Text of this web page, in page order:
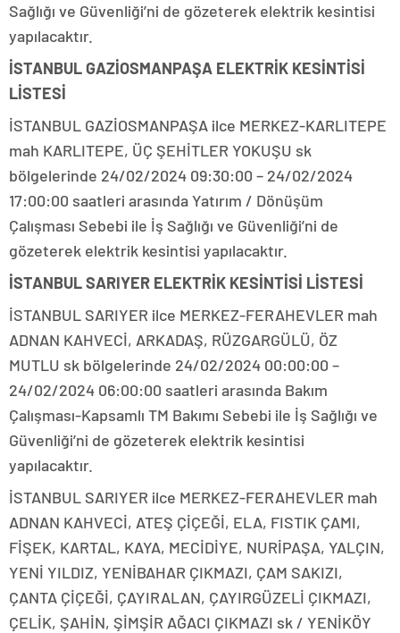
Sağlığı ve Güvenliği’ni de gözeterek elektrik kesintisi
yapılacaktır.
İSTANBUL GAZİOSMANPAŞA ELEKTRİK KESİNTİSİ
LİSTESİ
İSTANBUL GAZİOSMANPAŞA ilce MERKEZ-KARLITEPE
mah KARLITEPE, ÜÇ ŞEHİTLER YOKUŞU sk
bölgelerinde 24/02/2024 09:30:00 – 24/02/2024
17:00:00 saatleri arasında Yatırım / Dönüşüm
Çalışması Sebebi ile İş Sağlığı ve Güvenliği’ni de
gözeterek elektrik kesintisi yapılacaktır.
İSTANBUL SARIYER ELEKTRİK KESİNTİSİ LİSTESİ
İSTANBUL SARIYER ilce MERKEZ-FERAHEVLER mah
ADNAN KAHVECİ, ARKADAŞ, RÜZGARGÜLÜ, ÖZ
MUTLU sk bölgelerinde 24/02/2024 00:00:00 –
24/02/2024 06:00:00 saatleri arasında Bakım
Çalışması-Kapsamlı TM Bakımı Sebebi ile İş Sağlığı ve
Güvenliği’ni de gözeterek elektrik kesintisi
yapılacaktır.
İSTANBUL SARIYER ilce MERKEZ-FERAHEVLER mah
ADNAN KAHVECİ, ATEŞ ÇİÇEĞİ, ELA, FISTIK ÇAMI,
FİŞEK, KARTAL, KAYA, MECİDİYE, NURİPAŞA, YALÇIN,
YENİ YILDIZ, YENİBAHAR ÇIKMAZI, ÇAM SAKIZI,
ÇANTA ÇİÇEĞİ, ÇAYIRALAN, ÇAYIRGÜZELİ ÇIKMAZI,
ÇELİK, ŞAHİN, ŞİMŞİR AĞACI ÇIKMAZI sk / YENİKÖY